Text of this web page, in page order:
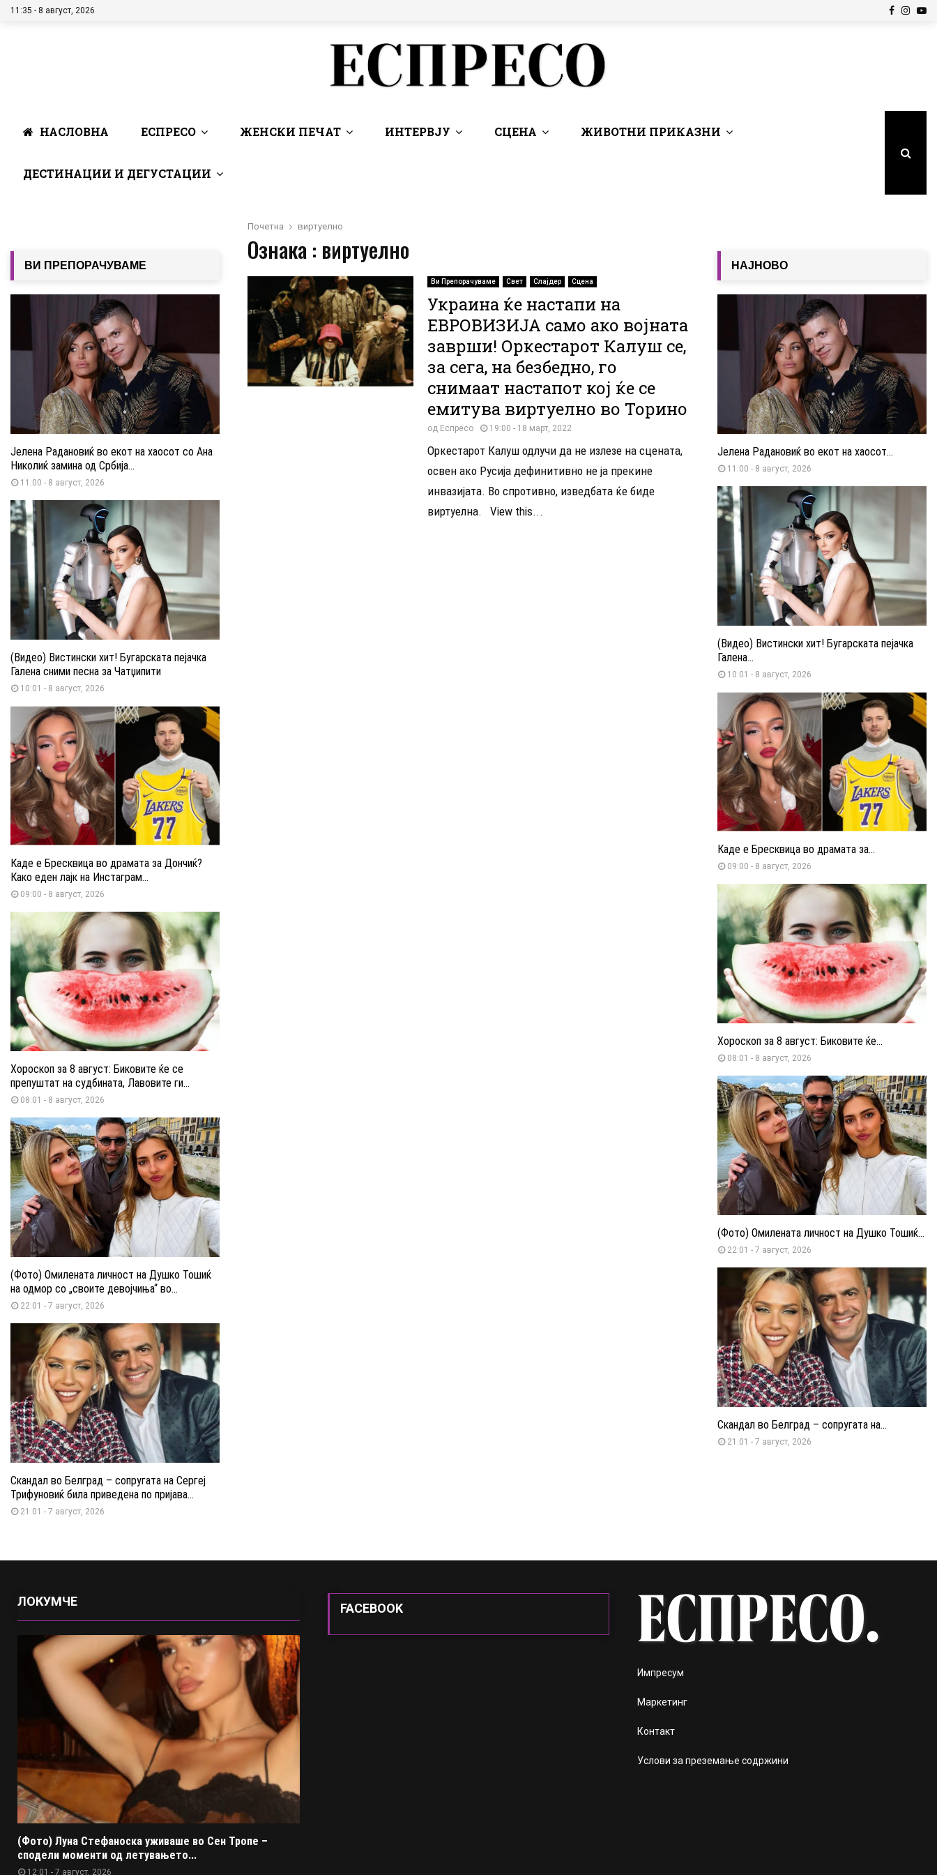
11:35 - 8 август, 2026 Facebook
НАСЛОВНА ЕСПРЕСО ЖЕНСКИ ПЕЧАТ ИНТЕРВЈУ СЦЕНА ЖИВОТНИ ПРИКАЗНИ
ДЕСТИНАЦИИ И ДЕГУСТАЦИИ
Почетна виртуелно
Ознака : виртуелно
Ви Препорачуваме Свет Слајдер Сцена
Украина ќе настапи на
ЕВРОВИЗИЈА само ако војната
заврши! Оркестарот Калуш се,
за сега, на безбедно, го
снимаат настапот кој ќе се
емитува виртуелно во Торино
од Еспресо 19:00 - 18 март, 2022
Оркестарот Калуш одлучи да не излезе на сцената,
освен ако Русија дефинитивно не ја прекине
инвазијата. Во спротивно, изведбата ќе биде
виртуелна. View this...
ВИ ПРЕПОРАЧУВАМЕ
Јелена Радановиќ во екот на хаосот со Ана
Николиќ замина од Србија...
11:00 - 8 август, 2026
(Видео) Вистински хит! Бугарската пејачка
Галена сними песна за Чатџипити
10:01 - 8 август, 2026
Каде е Бресквица во драмата за Дончиќ?
Како еден лајк на Инстаграм...
09:00 - 8 август, 2026
Хороскоп за 8 август: Биковите ќе се
препуштат на судбината, Лавовите ги...
08:01 - 8 август, 2026
(Фото) Омилената личност на Душко Тошиќ
на одмор со „своите девојчиња“ во...
22:01 - 7 август, 2026
Скандал во Белград – сопругата на Сергеј
Трифуновиќ била приведена по пријава...
21:01 - 7 август, 2026
НАЈНОВО
Јелена Радановиќ во екот на хаосот...
11:00 - 8 август, 2026
(Видео) Вистински хит! Бугарската пејачка
Галена...
10:01 - 8 август, 2026
Каде е Бресквица во драмата за...
09:00 - 8 август, 2026
Хороскоп за 8 август: Биковите ќе...
08:01 - 8 август, 2026
(Фото) Омилената личност на Душко Тошиќ...
22:01 - 7 август, 2026
Скандал во Белград – сопругата на...
21:01 - 7 август, 2026
ЛОКУМЧЕ
(Фото) Луна Стефаноска уживаше во Сен Тропе –
сподели моменти од летувањето...
12:01 - 7 август, 2026
FACEBOOK
Импресум
Маркетинг
Контакт
Услови за преземање содржини